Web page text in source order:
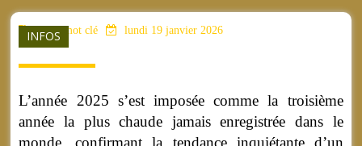
INFOS
aucun mot clé lundi 19 janvier 2026
L’année 2025 s’est imposée comme la troisième
année la plus chaude jamais enregistrée dans le